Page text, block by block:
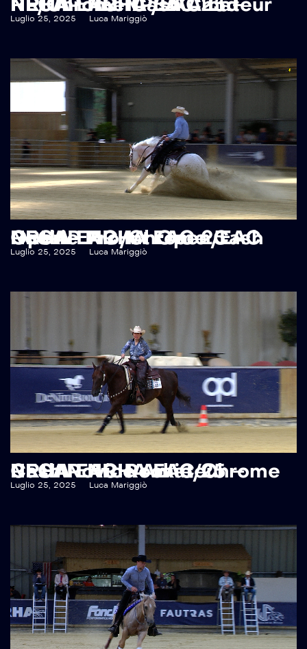
Luglio 25, 2025 Luca Mariggiò
RECAP NRHA EAC 25 – NRHA EAC Int Open/EAC Rookie Pro/Chrome Cash Open
Luglio 25, 2025 Luca Mariggiò
RECAP NRHA EAC 25 – NRHA EAC Rookie/Chrome Cash Novice Amateur
Luglio 25, 2025 Luca Mariggiò